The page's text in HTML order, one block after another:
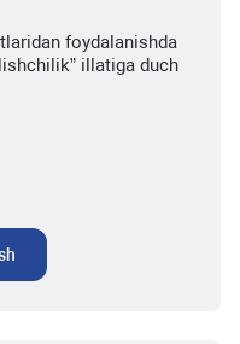
foydalanishda
illatiga duch